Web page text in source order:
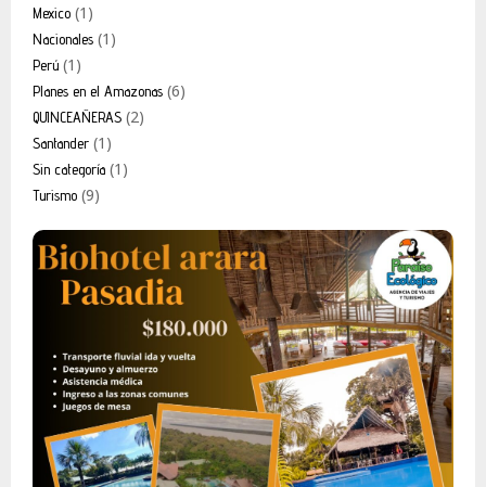
Mexico (1)
Nacionales (1)
Perú (1)
Planes en el Amazonas (6)
QUINCEAÑERAS (2)
Santander (1)
Sin categoría (1)
Turismo (9)